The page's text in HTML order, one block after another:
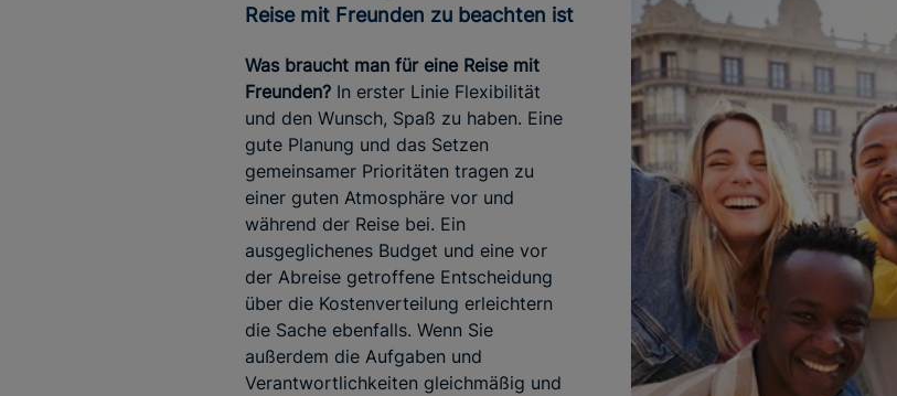
Reise mit Freunden zu beachten ist
Was braucht man für eine Reise mit
Freunden? In erster Linie Flexibilität
und den Wunsch, Spaß zu haben. Eine
gute Planung und das Setzen
gemeinsamer Prioritäten tragen zu
einer guten Atmosphäre vor und
während der Reise bei. Ein
ausgeglichenes Budget und eine vor
der Abreise getroffene Entscheidung
über die Kostenverteilung erleichtern
die Sache ebenfalls. Wenn Sie
außerdem die Aufgaben und
Verantwortlichkeiten gleichmäßig und